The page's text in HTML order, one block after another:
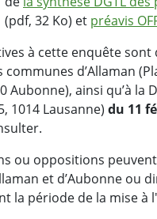
(pdf, 32 Ko) et préavis
à cette enquête
d’Allaman
Aubonne), ainsi qu’à
1014 Lausanne) du 11
ou oppositions
et d’Aubonne
la période de la mise à